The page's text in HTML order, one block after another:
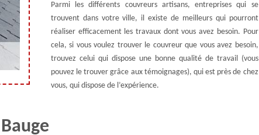
Parmi les différents couvreurs artisans, entreprises qui se
trouvent dans votre ville, il existe de meilleurs qui pourront
réaliser efficacement les travaux dont vous avez besoin. Pour
cela, si vous voulez trouver le couvreur que vous avez besoin,
trouvez celui qui dispose une bonne qualité de travail (vous
pouvez le trouver grâce aux témoignages), qui est près de chez
vous, qui dispose de l’expérience.